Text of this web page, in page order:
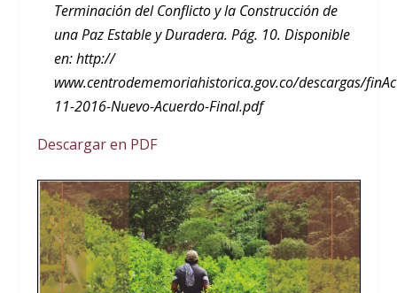
Terminación del Conflicto y la Construcción de
una Paz Estable y Duradera. Pág. 10. Disponible
en: http://
www.centrodememoriahistorica.gov.co/descargas/
11-2016-Nuevo-Acuerdo-Final.pdf
Descargar en PDF